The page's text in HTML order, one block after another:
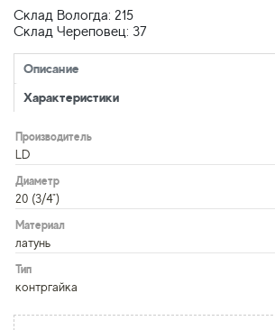
Склад Вологда: 215
Склад Череповец: 37
Описание
Характеристики
Производитель
LD
Диаметр
20 (3/4")
Материал
латунь
Тип
контргайка